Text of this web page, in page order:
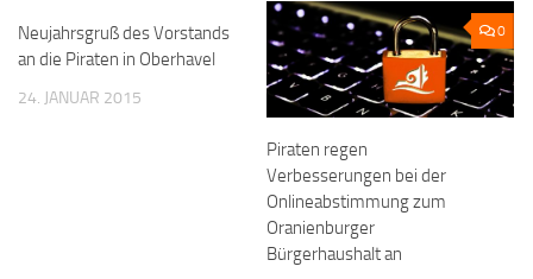
Neujahrsgruß des Vorstands
an die Piraten in Oberhavel
24. JANUAR 2015
0
Piraten regen
Verbesserungen bei der
Onlineabstimmung zum
Oranienburger
Bürgerhaushalt an